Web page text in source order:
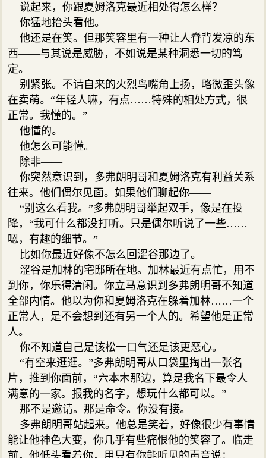
说起来，你跟夏姆洛克最近相处得怎么样？
你猛地抬头看他。
他还是在笑。但那笑容里有一种让人脊背发凉的东
西——与其说是威胁，不如说是某种洞悉一切的笃
定。
别紧张。不请自来的火烈鸟嘴角上扬，略微歪头像
在卖萌。“年轻人嘛，有点……特殊的相处方式，很
正常。我懂的。”
他懂的。
他怎么可能懂。
除非——
你突然意识到，多弗朗明哥和夏姆洛克有利益关系
往来。他们偶尔见面。如果他们聊起你——
“别这么看我。”多弗朗明哥举起双手，像是在投
降，“我可什么都没打听。只是偶尔听说了一些……
嗯，有趣的细节。”
比如你最近好像不怎么回涩谷那边了。
涩谷是加林的宅邸所在地。加林最近有点忙，用不
到你，你乐得清闲。你立马意识到多弗朗明哥不知道
全部内情。他以为你和夏姆洛克在躲着加林……一个
正常人，是不会想到还有另一个人的。希望他是正常
人。
你不知道自己是该松一口气还是该更恶心。
“有空来逛逛。”多弗朗明哥从口袋里掏出一张名
片，推到你面前，“六本木那边，算是我名下最令人
满意的一家。报我的名字，想玩什么都可以。”
那不是邀请。那是命令。你没有接。
多弗朗明哥站起来。他总是笑着，好像很少有事情
能让他神色大变，你几乎有些痛恨他的笑容了。临走
前，他低头看着你，用只有你能听见的声音说：